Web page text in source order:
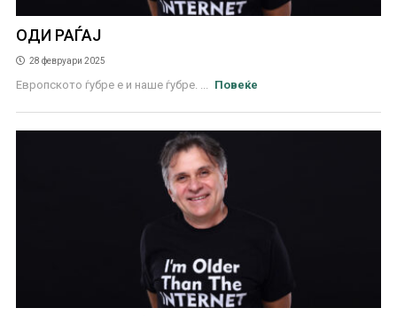
ОДИ РАЃАЈ
28 февруари 2025
Европското ѓубре е и наше ѓубре. ... Повеќе